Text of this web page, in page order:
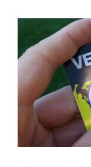
für
VfB
Rehau“